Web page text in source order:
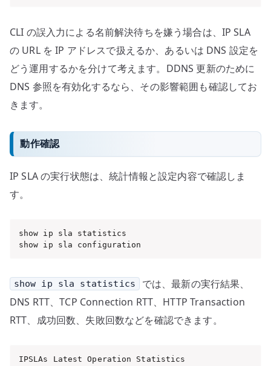
CLI の誤入力による名前解決待ちを嫌う場合は、IP SLA
の URL を IP アドレスで扱えるか、あるいは DNS 設定を
どう運用するかを分けて考えます。DDNS 更新のために
DNS 参照を有効化するなら、その影響範囲も確認してお
きます。
動作確認
IP SLA の実行状態は、統計情報と設定内容で確認しま
す。
show ip sla statistics
show ip sla configuration
show ip sla statistics
では、最新の実行結果、
DNS RTT、TCP Connection RTT、HTTP Transaction
RTT、成功回数、失敗回数などを確認できます。
IPSLAs Latest Operation Statistics